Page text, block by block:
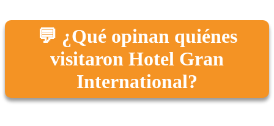
💬 ¿Qué opinan quiénes
visitaron Hotel Gran
International?